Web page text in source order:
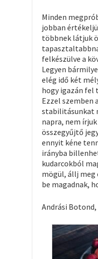
Minden
jobban
többnek látjuk
felkészülve a
Legyen
elég idő két
hogy igazán fel
Ezzel szemben
stabilitásunkat
napra, nem
összegyűjtő
ennyit kéne
irányba
kudarcokból
mögül, állj meg
be magadnak,
Andrási Botond,